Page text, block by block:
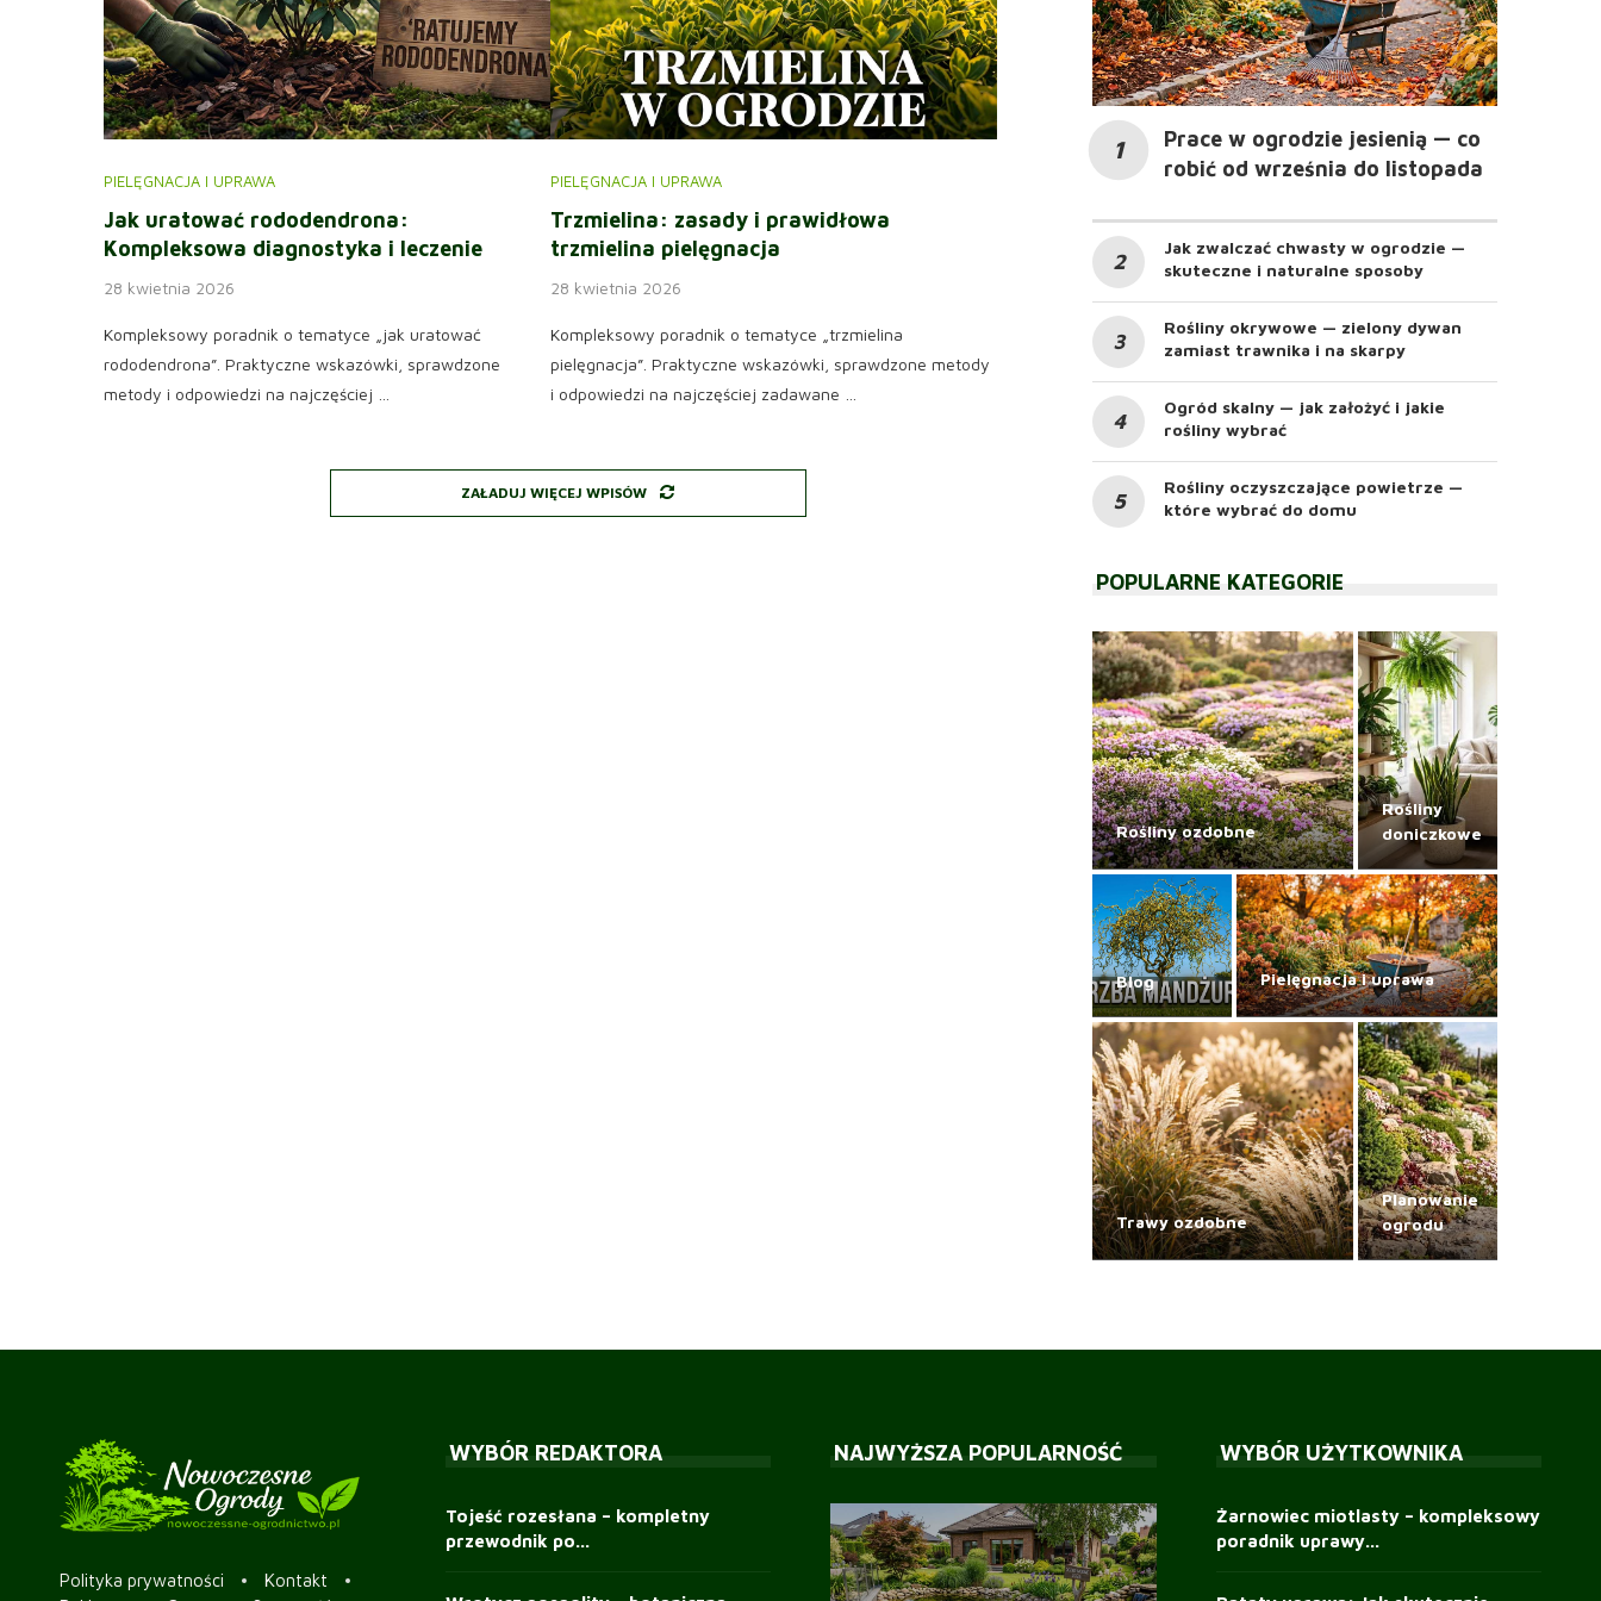
PIELĘGNACJA I UPRAWA
Jak uratować rododendrona:
Kompleksowa diagnostyka i leczenie
28 kwietnia 2026
Kompleksowy poradnik o tematyce „jak uratować
rododendrona”. Praktyczne wskazówki, sprawdzone
metody i odpowiedzi na najczęściej …
PIELĘGNACJA I UPRAWA
Trzmielina: zasady i prawidłowa
trzmielina pielęgnacja
28 kwietnia 2026
Kompleksowy poradnik o tematyce „trzmielina
pielęgnacja”. Praktyczne wskazówki, sprawdzone metody
i odpowiedzi na najczęściej zadawane …
ZAŁADUJ WIĘCEJ WPISÓW
Prace w ogrodzie jesienią — co
robić od września do listopada
Jak zwalczać chwasty w ogrodzie —
skuteczne i naturalne sposoby
Rośliny okrywowe — zielony dywan
zamiast trawnika i na skarpy
Ogród skalny — jak założyć i jakie
rośliny wybrać
Rośliny oczyszczające powietrze —
które wybrać do domu
POPULARNE KATEGORIE
Rośliny ozdobne
Rośliny
doniczkowe
Blog Pielęgnacja i uprawa
Trawy ozdobne
Planowanie
ogrodu
Polityka prywatności
Kontakt
WYBÓR REDAKTORA
Tojeść rozesłana – kompletny
przewodnik po...
NAJWYŻSZA POPULARNOŚĆ WYBÓR UŻYTKOWNIKA
Żarnowiec miotlasty – kompleksowy
poradnik uprawy...